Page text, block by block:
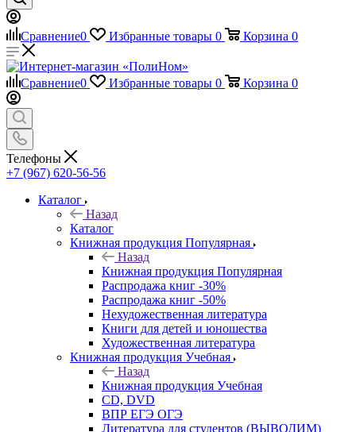
Сравнение0 Избранные товары 0 Корзина 0
Сравнение0 Избранные товары 0 Корзина 0
Телефоны
+7 (967) 620-56-56
Каталог
Назад
Каталог
Книжная продукция Популярная
Назад
Книжная продукция Популярная
Распродажа книг -30%
Распродажа книг -50%
Нехудожественная литература
Книги для детей и юношества
Художественная литература
Книжная продукция Учебная
Назад
Книжная продукция Учебная
CD, DVD
ВПР ЕГЭ ОГЭ
Литература для студентов (ВЫВОДИМ)